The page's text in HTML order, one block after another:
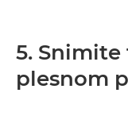
5.
plesnom